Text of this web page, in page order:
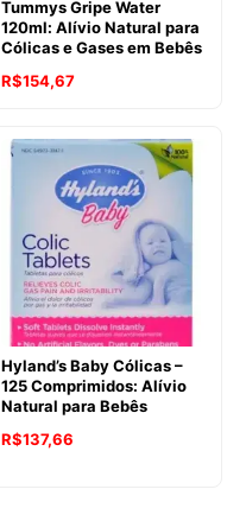
Tummys Gripe Water
120ml: Alívio Natural para
Cólicas e Gases em Bebês
O
original
R$167,32.
R$154,67O
atual
é:
R$154,67.
Hyland’s Baby Cólicas –
125 Comprimidos: Alívio
Natural para Bebês
O
R$137,66